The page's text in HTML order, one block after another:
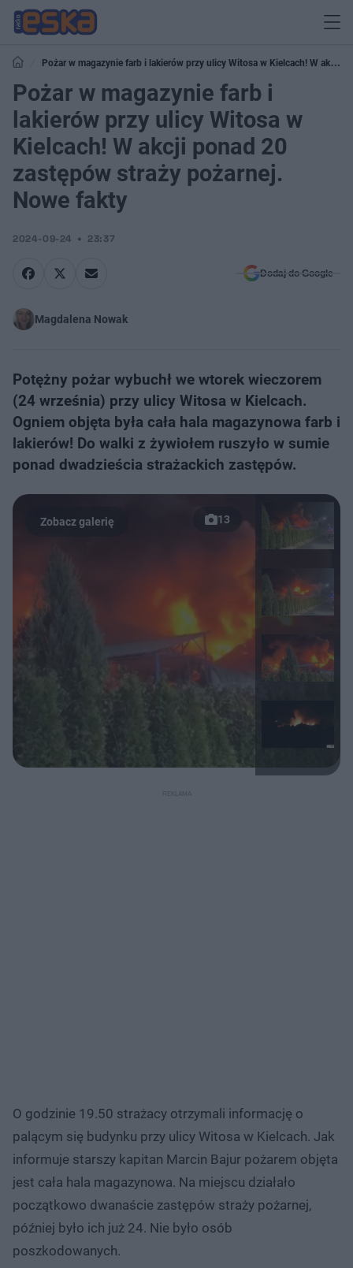
Pożar w magazynie farb i lakierów przy ulicy Witosa w Kielcach! W akcji
ponad 20 zastępów straży pożarnej. Nowe fakty
Pożar w magazynie farb i
lakierów przy ulicy Witosa w
Kielcach! W akcji ponad 20
zastępów straży pożarnej.
Nowe fakty
2024-09-24 23:37
Dodaj do Google
Magdalena Nowak
Potężny pożar wybuchł we wtorek wieczorem
(24 września) przy ulicy Witosa w Kielcach.
Ogniem objęta była cała hala magazynowa farb i
lakierów! Do walki z żywiołem ruszyło w sumie
ponad dwadzieścia strażackich zastępów.
13
O godzinie 19.50 strażacy otrzymali informację o
palącym się budynku przy ulicy Witosa w Kielcach. Jak
informuje starszy kapitan Marcin Bajur pożarem objęta
jest cała hala magazynowa. Na miejscu działało
początkowo dwanaście zastępów straży pożarnej,
później było ich już 24. Nie było osób
poszkodowanych.